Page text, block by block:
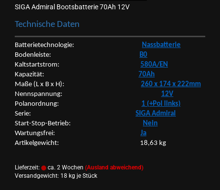
SIGA Ad­mi­ral Boots­bat­te­rie 70Ah 12V
Tech­ni­sche Daten
Bat­te­rie­tech­no­lo­gie: Nass­bat­te­rie
Bo­den­leis­te: B0
Kalt­start­strom: 580A/EN
Ka­pa­zi­tät: 70Ah
Maße (L x B x H): 260 x 174 x 222mm
Nenn­span­nung: 12V
Po­l­an­ord­nung: 1 (+Pol links)
Serie: SIGA Ad­mi­ral
Start-​Stop-Betrieb: Nein
War­tungs­frei: Ja
Ar­ti­kel­ge­wicht: 18,63 kg
Lieferzeit: ca. 2 Wochen (Ausland abweichend)
Versandgewicht: 18 kg je Stück